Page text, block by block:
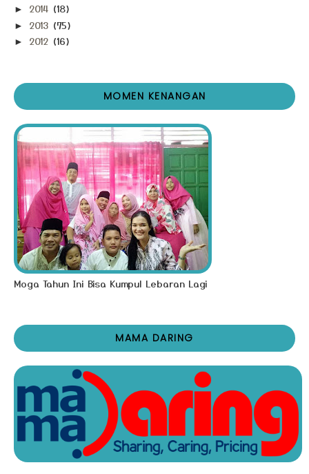
► 2014 (18)
► 2013 (75)
► 2012 (16)
MOMEN KENANGAN
Moga Tahun Ini Bisa Kumpul Lebaran Lagi
MAMA DARING